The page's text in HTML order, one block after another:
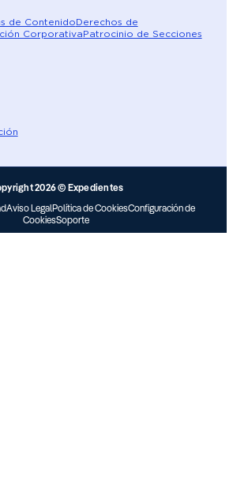
de ContenidoDerechos de
CorporativaPatrocinio de Secciones
2026 © Expedientes
Aviso LegalPolítica de CookiesConfiguración de
CookiesSoporte